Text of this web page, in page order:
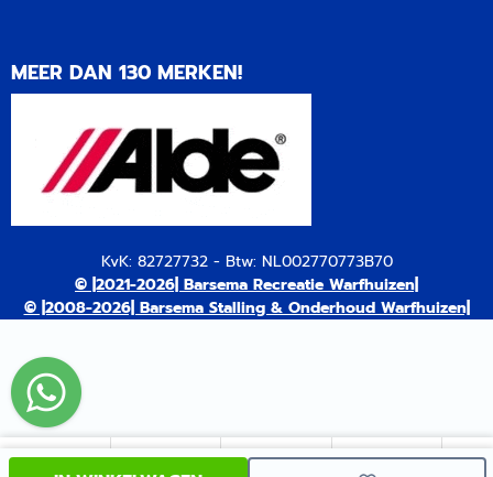
MEER DAN 130 MERKEN!
KvK: 82727732 - Btw: NL002770773B70
© |2021-2026| Barsema Recreatie Warfhuizen|
© |2008-2026| Barsema Stalling & Onderhoud Warfhuizen|